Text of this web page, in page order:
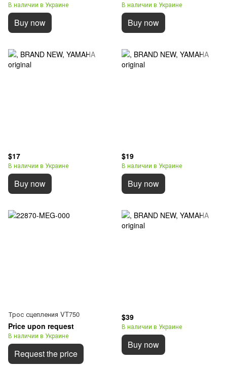
В наличии в Украине
Buy now
В наличии в Украине
Buy now
$17
В наличии в Украине
Buy now
$19
В наличии в Украине
Buy now
Трос сцепления VT750
Price upon request
В наличии в Украине
Request the price
$39
В наличии в Украине
Buy now